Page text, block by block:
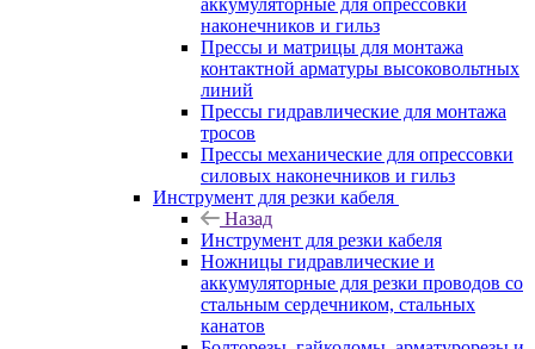
аккумуляторные для опрессовки
наконечников и гильз
Прессы и матрицы для монтажа
контактной арматуры высоковольтных
линий
Прессы гидравлические для монтажа
тросов
Прессы механические для опрессовки
силовых наконечников и гильз
Инструмент для резки кабеля
Назад
Инструмент для резки кабеля
Ножницы гидравлические и
аккумуляторные для резки проводов со
стальным сердечником, стальных
канатов